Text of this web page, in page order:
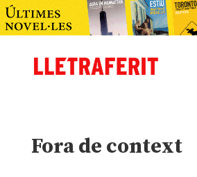
Fora de context